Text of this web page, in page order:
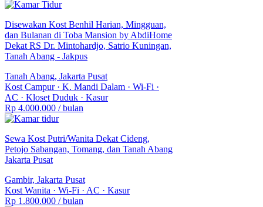
Disewakan Kost Benhil Harian, Mingguan,
dan Bulanan di Toba Mansion by AbdiHome
Dekat RS Dr. Mintohardjo, Satrio Kuningan,
Tanah Abang - Jakpus
Tanah Abang, Jakarta Pusat
Kost Campur· K. Mandi Dalam · Wi-Fi ·
AC · Kloset Duduk · Kasur
Rp 4.000.000 / bulan
Sewa Kost Putri/Wanita Dekat Cideng,
Petojo Sabangan, Tomang, dan Tanah Abang
Jakarta Pusat
Gambir, Jakarta Pusat
Kost Wanita · Wi-Fi · AC · Kasur
Rp 1.800.000 / bulan